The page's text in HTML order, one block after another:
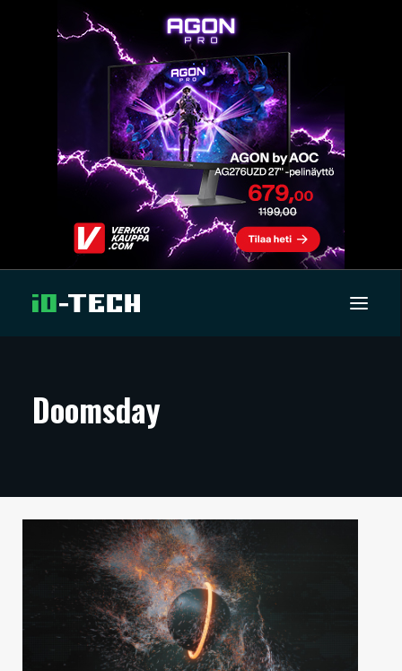
ARTIKKELIT
TECHBBS
HINTA.FI
KAUPPA
VAIHDA TEEMA
Doomsday